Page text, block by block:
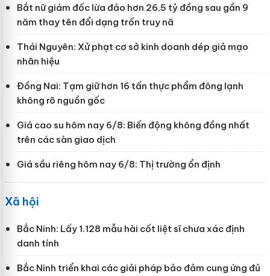
Bắt nữ giám đốc lừa đảo hơn 26,5 tỷ đồng sau gần 9
năm thay tên đổi dạng trốn truy nã
Thái Nguyên: Xử phạt cơ sở kinh doanh dép giả mạo
nhãn hiệu
Đồng Nai: Tạm giữ hơn 16 tấn thực phẩm đông lạnh
không rõ nguồn gốc
Giá cao su hôm nay 6/8: Biến động không đồng nhất
trên các sàn giao dịch
Giá sầu riêng hôm nay 6/8: Thị trường ổn định
Xã hội
Bắc Ninh: Lấy 1.128 mẫu hài cốt liệt sĩ chưa xác định
danh tính
Bắc Ninh triển khai các giải pháp bảo đảm cung ứng đủ